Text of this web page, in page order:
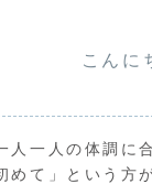
こんに
人一人の体調に
めて」という方